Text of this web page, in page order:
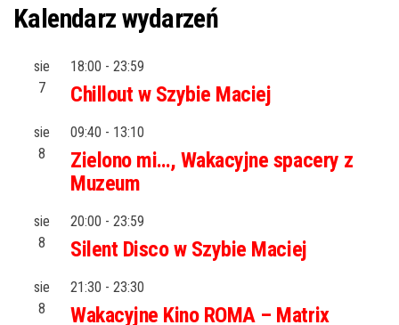
Kalendarz wydarzeń
sie
7
18:00 - 23:59
Chillout w Szybie Maciej
sie
8
09:40 - 13:10
Zielono mi…, Wakacyjne spacery z
Muzeum
sie
8
20:00 - 23:59
Silent Disco w Szybie Maciej
sie
8
21:30 - 23:30
Wakacyjne Kino ROMA – Matrix